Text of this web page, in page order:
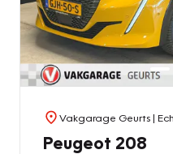
Vakgarage Geurts|
Peugeot 208